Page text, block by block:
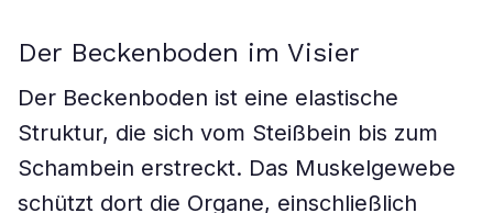
Der Beckenboden im Visier
Der Beckenboden ist eine elastische
Struktur, die sich vom Steißbein bis zum
Schambein erstreckt. Das Muskelgewebe
schützt dort die Organe, einschließlich